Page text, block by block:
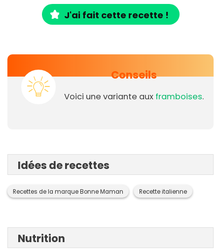
J'ai fait cette recette !
Conseils
Voici une variante aux framboises.
Idées de recettes
Recettes de la marque Bonne Maman Recette italienne
Nutrition